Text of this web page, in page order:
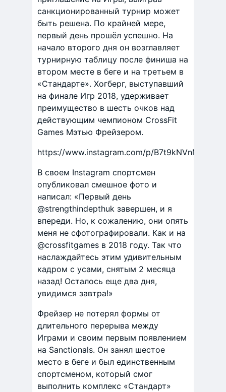
санкционированный турнир может
быть решена. По крайней мере,
первый день прошёл успешно. На
начало второго дня он возглавляет
турнирную таблицу после финиша на
втором месте в беге и на третьем в
«Стандарте». Хогберг, выступавший
на финале Игр 2018, удерживает
преимущество в шесть очков над
действующим чемпионом CrossFit
Games Мэтью Фрейзером.
https://www.instagram.com/p/B7t9kNVnMiT/
В своем Instagram спортсмен
опубликовал смешное фото и
написал: «Первый день
@strengthindepthuk завершен, и я
впереди. Но, к сожалению, они опять
меня не сфотографировали. Как и на
@crossfitgames в 2018 году. Так что
наслаждайтесь этим удивительным
кадром с усами, снятым 2 месяца
назад! Осталось еще два дня,
увидимся завтра!»
Фрейзер не потерял формы от
длительного перерыва между
Играми и своим первым появлением
на Sanctionals. Он занял шестое
место в беге и был единственным
спортсменом, который смог
выполнить комплекс «Стандарт»